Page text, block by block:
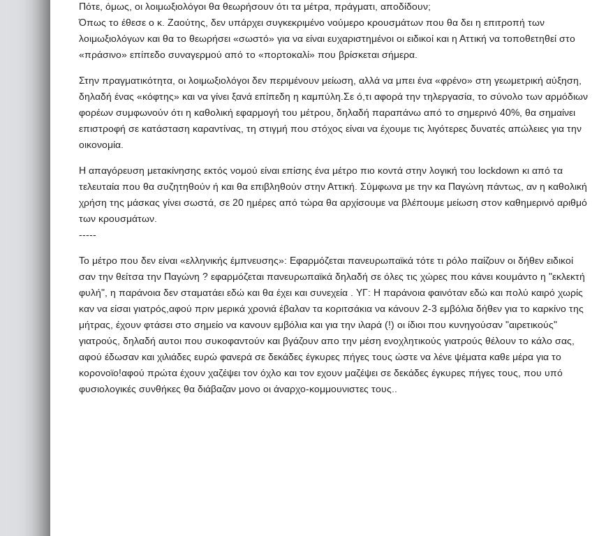
Πότε, όμως, οι λοιμωξιολόγοι θα θεωρήσουν ότι τα μέτρα, πράγματι, αποδίδουν;
Όπως το έθεσε ο κ. Ζαούτης, δεν υπάρχει συγκεκριμένο νούμερο κρουσμάτων που θα δει η επιτροπή των
λοιμωξιολόγων και θα το θεωρήσει «σωστό» για να είναι ευχαριστημένοι οι ειδικοί και η Αττική να τοποθετηθεί στο
«πράσινο» επίπεδο συναγερμού από το «πορτοκαλί» που βρίσκεται σήμερα.
Στην πραγματικότητα, οι λοιμωξιολόγοι δεν περιμένουν μείωση, αλλά να μπει ένα «φρένο» στη γεωμετρική αύξηση,
δηλαδή ένας «κόφτης» και να γίνει ξανά επίπεδη η καμπύλη.Σε ό,τι αφορά την τηλεργασία, το σύνολο των αρμόδιων
φορέων συμφωνούν ότι η καθολική εφαρμογή του μέτρου, δηλαδή παραπάνω από το σημερινό 40%, θα σημαίνει
επιστροφή σε κατάσταση καραντίνας, τη στιγμή που στόχος είναι να έχουμε τις λιγότερες δυνατές απώλειες για την
οικονομία.
Η απαγόρευση μετακίνησης εκτός νομού είναι επίσης ένα μέτρο πιο κοντά στην λογική του lockdown κι από τα
τελευταία που θα συζητηθούν ή και θα επιβληθούν στην Αττική. Σύμφωνα με την κα Παγώνη πάντως, αν η καθολική
χρήση της μάσκας γίνει σωστά, σε 20 ημέρες από τώρα θα αρχίσουμε να βλέπουμε μείωση στον καθημερινό αριθμό
των κρουσμάτων.
-----
To μέτρο που δεν είναι «ελληνικής έμπνευσης»: Εφαρμόζεται πανευρωπαϊκά τότε τι ρόλο παίζουν οι δήθεν ειδικοί
σαν την θείτσα την Παγώνη ? εφαρμόζεται πανευρωπαϊκά δηλαδή σε όλες τις χώρες που κάνει κουμάντο η "εκλεκτή
φυλή", η παράνοια δεν σταματάει εδώ και θα έχει και συνεχεία . ΥΓ: Η παράνοια φαινόταν εδώ και πολύ καιρό χωρίς
καν να είσαι γιατρός,αφού πριν μερικά χρονιά έβαλαν τα κοριτσάκια να κάνουν 2-3 εμβόλια δήθεν για το καρκίνο της
μήτρας, έχουν φτάσει στο σημείο να κανουν εμβόλια και για την ιλαρά (!) οι ίδιοι που κυνηγούσαν "αιρετικούς"
γιατρούς, δηλαδή αυτοι που συκοφαντούν και βγάζουν απο την μέση ενοχλητικούς γιατρούς θέλουν το κάλο σας,
αφού έδωσαν και χιλιάδες ευρώ φανερά σε δεκάδες έγκυρες πήγες τους ώστε να λένε ψέματα καθε μέρα για το
κορονοϊο!αφού πρώτα έχουν χαζέψει τον όχλο και τον εχουν μαζέψει σε δεκάδες έγκυρες πήγες τους, που υπό
φυσιολογικές συνθήκες θα διάβαζαν μονο οι άναρχο-κομμουνιστες τους..